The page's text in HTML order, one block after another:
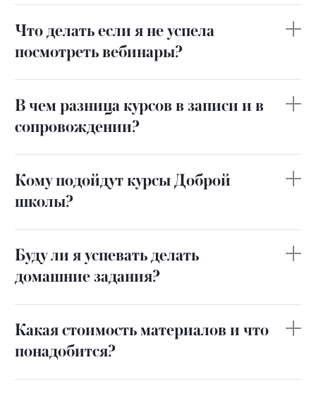
Что делать если я не успела
посмотреть вебинары?
В чем разница курсов в записи и в
сопровождении?
Кому подойдут курсы Доброй
школы?
Буду ли я успевать делать
домашние задания?
Какая стоимость материалов и что
понадобится?